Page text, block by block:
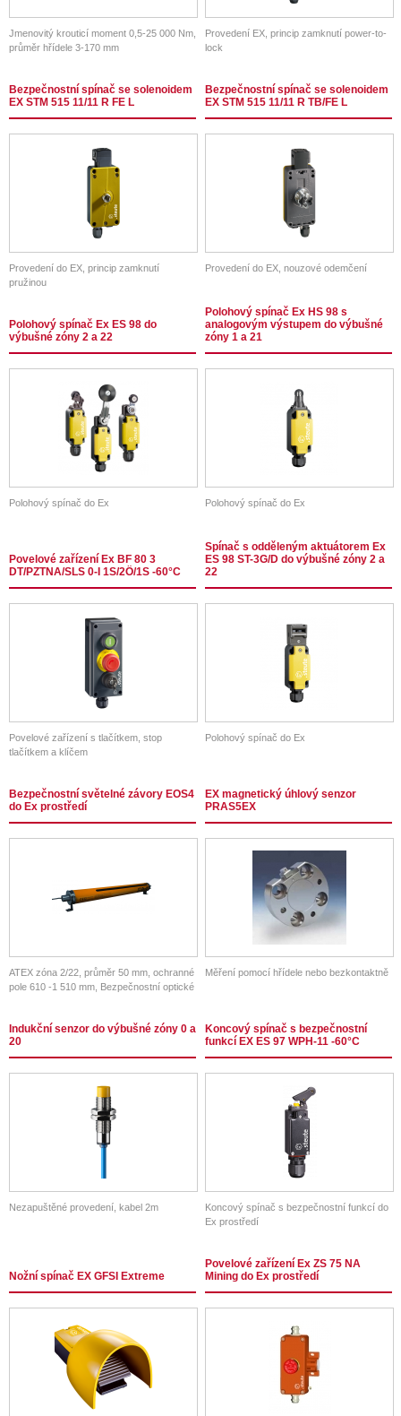
Jmenovitý krouticí moment 0,5-25 000 Nm,
průměr hřídele 3-170 mm
Provedení EX, princip zamknutí power-to-
lock
Bezpečnostní spínač se solenoidem
EX STM 515 11/11 R FE L
Provedení do EX, princip zamknutí
pružinou
Bezpečnostní spínač se solenoidem
EX STM 515 11/11 R TB/FE L
Provedení do EX, nouzové odemčení
Polohový spínač Ex ES 98 do
výbušné zóny 2 a 22
Polohový spínač do Ex
Polohový spínač Ex HS 98 s
analogovým výstupem do výbušné
zóny 1 a 21
Polohový spínač do Ex
Povelové zařízení Ex BF 80 3
DT/PZTNA/SLS 0-I 1S/2Ö/1S -60°C
Povelové zařízení s tlačítkem, stop
tlačítkem a klíčem
Spínač s odděleným aktuátorem Ex
ES 98 ST-3G/D do výbušné zóny 2 a
22
Polohový spínač do Ex
Bezpečnostní světelné závory EOS4
do Ex prostředí
ATEX zóna 2/22, průměr 50 mm, ochranné
pole 610 -1 510 mm, Bezpečnostní optické
optické závěsy, Bezpečnostní clony
EX magnetický úhlový senzor
PRAS5EX
Měření pomocí hřídele nebo bezkontaktně
Indukční senzor do výbušné zóny 0 a
20
Nezapuštěné provedení, kabel 2m
Koncový spínač s bezpečnostní
funkcí EX ES 97 WPH-11 -60°C
Koncový spínač s bezpečnostní funkcí do
Ex prostředí
Nožní spínač EX GFSI Extreme
Povelové zařízení Ex ZS 75 NA
Mining do Ex prostředí